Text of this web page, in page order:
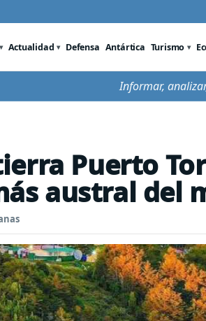
Actualidad Defensa Antártica Turismo
Informar,
Puerto
austral del